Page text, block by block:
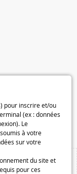
pour inscrire et/ou
(ex : données
Le
à votre
sur votre
du site et
pour ces